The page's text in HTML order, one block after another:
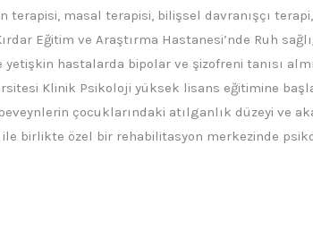
terapisi, masal terapisi, bilişsel davranışçı
Eğitim ve Araştırma Hastanesi’nde Ruh
hastalarda bipolar ve şizofreni tanısı
Klinik Psikoloji yüksek lisans eğitimine
çocuklarındaki atılganlık düzeyi ve
birlikte özel bir rehabilitasyon merkezinde